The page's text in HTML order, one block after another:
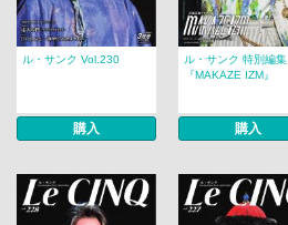
ル・サンク Vol.230
購入
ル・サンク 特別編集
『MAKAZE IZM』
購入